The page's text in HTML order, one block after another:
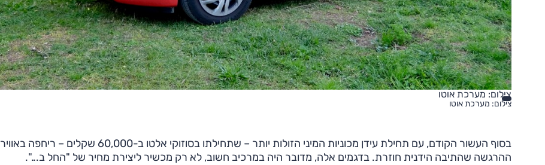
צילום: מערכת אוטו
צילום: מערכת אוטו
בסוף העשור הקודם, עם תחילת עידן מכוניות המיני הזולות יותר – שתחילתו בסוזוקי אלטו ב-60,000 שקלים – ריחפה באוויר
ההרגשה שהתיבה הידנית חוזרת. בדגמים אלה, מדובר היה במרכיב חשוב, לא רק מכשיר ליצירת מחיר של "החל ב...".